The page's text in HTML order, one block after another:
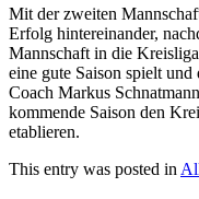
Mit der zweiten
Erfolg hintereinander,
Mannschaft in die
eine gute Saison spielt
Coach Markus
kommende Saison den
etablieren.
This entry was posted in